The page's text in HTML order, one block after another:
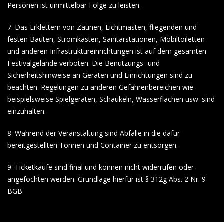
Personen ist unmittelbar Folge zu leisten.
7. Das Erklettern von Zäunen, Lichtmasten, fliegenden und
festen Bauten, Stromkästen, Sanitärstationen, Mobiltoiletten
und anderen Infrastruktureinrichtungen ist auf dem gesamten
Festivalgelände verboten. Die Benutzungs- und
Sicherheitshinweise an Geräten und Einrichtungen sind zu
beachten. Regelungen zu anderen Gefahrenbereichen wie
beispielsweise Spielgeräten, Schaukeln, Wasserflächen usw. sind
einzuhalten.
8. Während der Veranstaltung sind Abfälle in die dafür
bereitgestellten Tonnen und Container zu entsorgen.
9. Ticketkäufe sind final und können nicht widerrufen oder
angefochten werden. Grundlage hierfür ist § 312g Abs. 2 Nr. 9
BGB.